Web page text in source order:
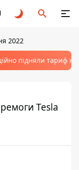
2022
підняли тариф
Tesla